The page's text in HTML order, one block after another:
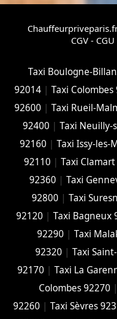
CGV - CGU
Taxi Boulogne-
92014| Taxi Colombes
92600 |Taxi Rueil-
92400 |Taxi Neuilly-
92160 |Taxi Issy-les-
92110 |Taxi
92360 | Taxi
92800 | Taxi
92120 | Taxi Bagneux
92290 | Taxi
92320 | Taxi
92170 | Taxi La
Colombes 92270 |
92260 | Taxi Sèvres